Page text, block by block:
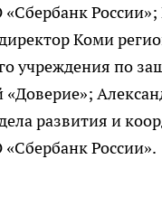
России»;
Коми
учреждения по
«Доверие»;
развития и
России».